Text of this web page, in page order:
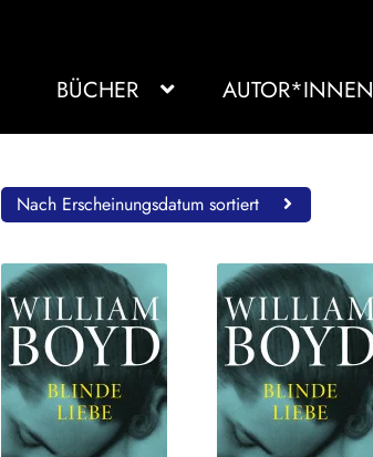
BÜCHER AUTOR*INNEN
Nach Erscheinungsdatum sortiert